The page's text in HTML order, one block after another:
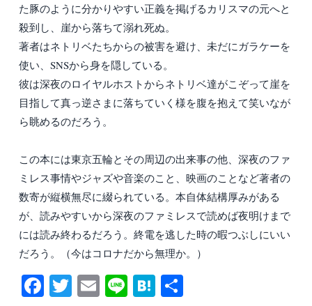
た豚のように分かりやすい正義を掲げるカリスマの元へと
殺到し、崖から落ちて溺れ死ぬ。
著者はネトリベたちからの被害を避け、未だにガラケーを
使い、SNSから身を隠している。
彼は深夜のロイヤルホストからネトリベ達がこぞって崖を
目指して真っ逆さまに落ちていく様を腹を抱えて笑いなが
ら眺めるのだろう。
この本には東京五輪とその周辺の出来事の他、深夜のファ
ミレス事情やジャズや音楽のこと、映画のことなど著者の
数寄が縦横無尽に綴られている。本自体結構厚みがある
が、読みやすいから深夜のファミレスで読めば夜明けまで
には読み終わるだろう。終電を逃した時の暇つぶしにいい
だろう。（今はコロナだから無理か。）
Fa T E Li H